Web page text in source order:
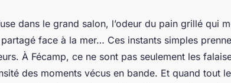
à Fécamp
en moment
dans le grand salon, l’odeur du pain grillé qui
face à la mer… Ces instants simples
À Fécamp, ce ne sont pas seulement les
des moments vécus en bande. Et quand tout